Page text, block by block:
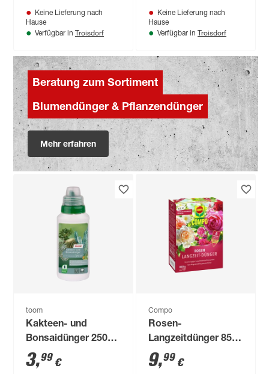
Keine Lieferung nach
Hause
Verfügbar in Troisdorf
Keine Lieferung nach
Hause
Verfügbar in Troisdorf
Beratung zum Sortiment
Blumendünger & Pflanzendünger
Mehr erfahren
toom
Kakteen- und
Bonsaidünger 250
ml
3,99 €
Compo
Rosen-
Langzeitdünger 850
g
9,99 €